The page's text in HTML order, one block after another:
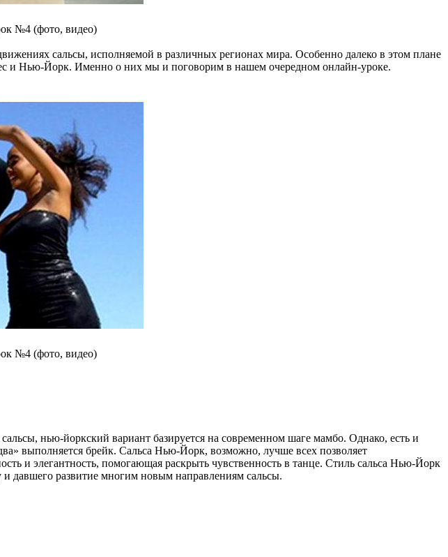
№4 (фото, видео)
сальсы, исполняемой в различных регионах мира. Особенно далеко в этом плане
и Нью-Йорк. Именно о них мы и поговорим в нашем очередном онлайн-уроке.
№4 (фото, видео)
нью-йоркский вариант базируется на современном шаге мамбо. Однако, есть и
выполняется брейк. Сальса Нью-Йорк, возможно, лучше всех позволяет
и элегантность, помогающая раскрыть чувственность в танце. Стиль сальса Нью-Йорк
давшего развитие многим новым направлениям сальсы.